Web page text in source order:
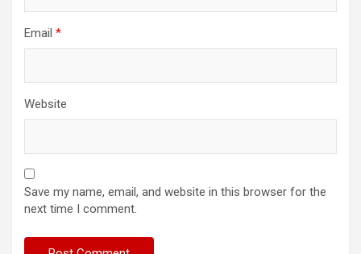
Email *
Website
Save my name, email, and website in this browser for the
next time I comment.